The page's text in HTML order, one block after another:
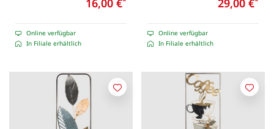
16,00 €
Online verfügbar
In Filiale erhältlich
29,00 €
Online verfügbar
In Filiale erhältlich
Merken